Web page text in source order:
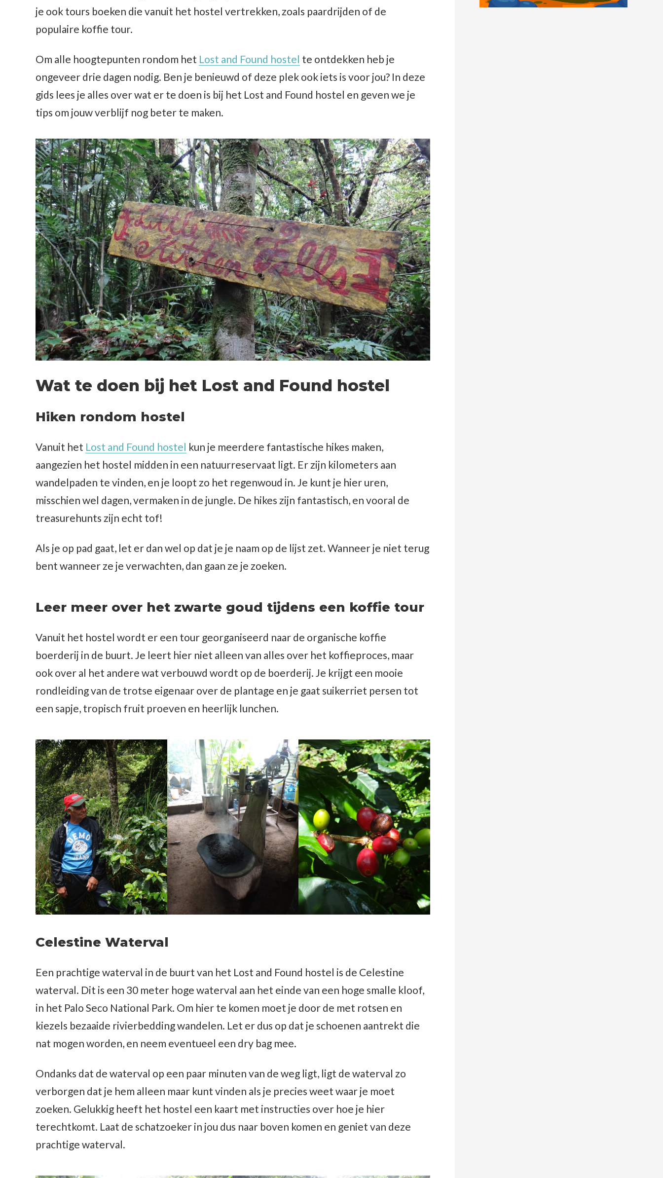
je ook tours boeken die vanuit het hostel vertrekken, zoals paardrijden of de
populaire koffie tour.
Om alle hoogtepunten rondom het Lost and Found hostel te ontdekken heb je
ongeveer drie dagen nodig. Ben je benieuwd of deze plek ook iets is voor jou? In deze
gids lees je alles over wat er te doen is bij het Lost and Found hostel en geven we je
tips om jouw verblijf nog beter te maken.
Wat te doen bij het Lost and Found hostel
Hiken rondom hostel
Vanuit het Lost and Found hostel kun je meerdere fantastische hikes maken,
aangezien het hostel midden in een natuurreservaat ligt. Er zijn kilometers aan
wandelpaden te vinden, en je loopt zo het regenwoud in. Je kunt je hier uren,
misschien wel dagen, vermaken in de jungle. De hikes zijn fantastisch, en vooral de
treasurehunts zijn echt tof!
Als je op pad gaat, let er dan wel op dat je je naam op de lijst zet. Wanneer je niet terug
bent wanneer ze je verwachten, dan gaan ze je zoeken.
Leer meer over het zwarte goud tijdens een koffie tour
Vanuit het hostel wordt er een tour georganiseerd naar de organische koffie
boerderij in de buurt. Je leert hier niet alleen van alles over het koffieproces, maar
ook over al het andere wat verbouwd wordt op de boerderij. Je krijgt een mooie
rondleiding van de trotse eigenaar over de plantage en je gaat suikerriet persen tot
een sapje, tropisch fruit proeven en heerlijk lunchen.
Celestine Waterval
Een prachtige waterval in de buurt van het Lost and Found hostel is de Celestine
waterval. Dit is een 30 meter hoge waterval aan het einde van een hoge smalle kloof,
in het Palo Seco National Park. Om hier te komen moet je door de met rotsen en
kiezels bezaaide rivierbedding wandelen. Let er dus op dat je schoenen aantrekt die
nat mogen worden, en neem eventueel een dry bag mee.
Ondanks dat de waterval op een paar minuten van de weg ligt, ligt de waterval zo
verborgen dat je hem alleen maar kunt vinden als je precies weet waar je moet
zoeken. Gelukkig heeft het hostel een kaart met instructies over hoe je hier
terechtkomt. Laat de schatzoeker in jou dus naar boven komen en geniet van deze
prachtige waterval.